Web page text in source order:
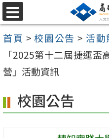
跳
至
主
內
區
選
單
首頁 >校園公告 > 活動
「2025第十二屆捷運
營」活動資訊
校園公告